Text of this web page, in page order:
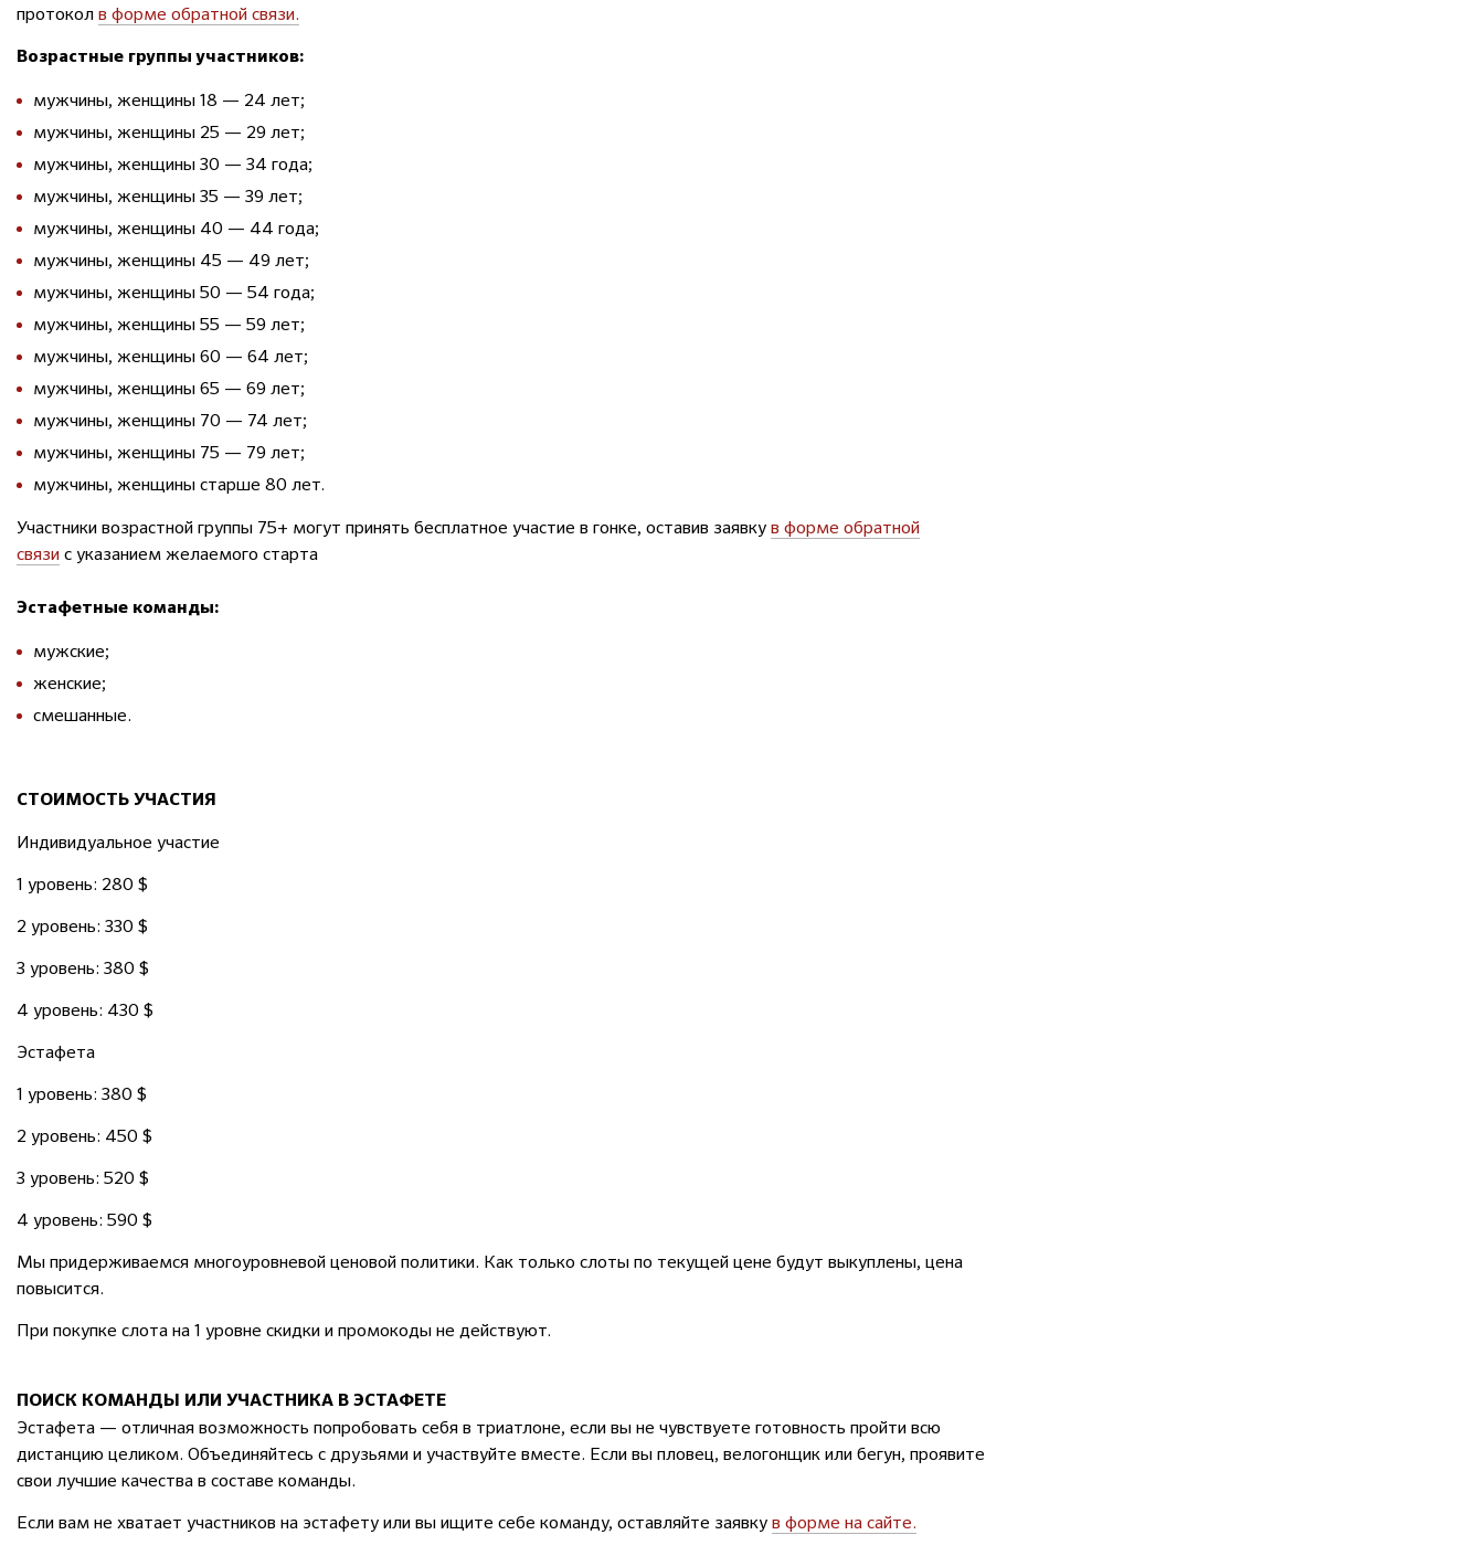
протоколв форме обратной связи.
Возрастные группы участников:
мужчины, женщины 18 — 24 лет;
мужчины, женщины 25 — 29 лет;
мужчины, женщины 30 — 34 года;
мужчины, женщины 35 — 39 лет;
мужчины, женщины 40 — 44 года;
мужчины, женщины 45 — 49 лет;
мужчины, женщины 50 — 54 года;
мужчины, женщины 55 — 59 лет;
мужчины, женщины 60 — 64 лет;
мужчины, женщины 65 — 69 лет;
мужчины, женщины 70 — 74 лет;
мужчины, женщины 75 — 79 лет;
мужчины, женщины старше 80 лет.
Участники возрастной группы 75+ могут принять бесплатное участие в гонке, оставив заявкув форме обратной
связи с указанием желаемого старта
Эстафетные команды:
мужские;
женские;
смешанные.
СТОИМОСТЬ УЧАСТИЯ
Индивидуальное участие
1 уровень: 280 $
2 уровень: 330 $
3 уровень: 380 $
4 уровень: 430 $
Эстафета
1 уровень: 380 $
2 уровень: 450 $
3 уровень: 520 $
4 уровень: 590 $
Мы придерживаемся многоуровневой ценовой политики. Как только слоты по текущей цене будут выкуплены, цена
повысится.
При покупке слота на 1 уровне скидки и промокоды не действуют.
ПОИСК КОМАНДЫ ИЛИ УЧАСТНИКА В ЭСТАФЕТЕ
Эстафета — отличная возможность попробовать себя в триатлоне, если вы не чувствуете готовность пройти всю
дистанцию целиком. Объединяйтесь с друзьями и участвуйте вместе. Если вы пловец, велогонщик или бегун, проявите
свои лучшие качества в составе команды.
Если вам не хватает участников на эстафету или вы ищите себе команду, оставляйте заявкув форме на сайте.